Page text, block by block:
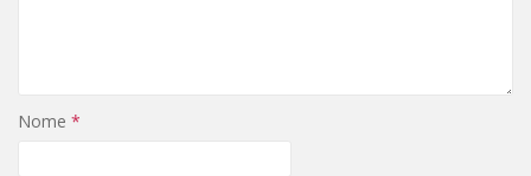
Nome *